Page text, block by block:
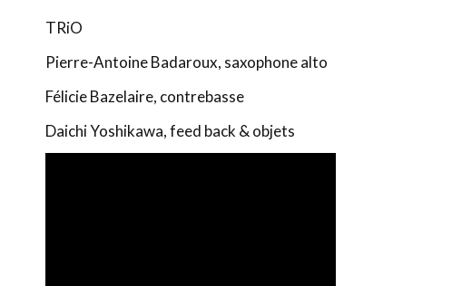
TRiO
Pierre-Antoine Badaroux, saxophone alto
Félicie Bazelaire, contrebasse
Daichi Yoshikawa, feed back & objets